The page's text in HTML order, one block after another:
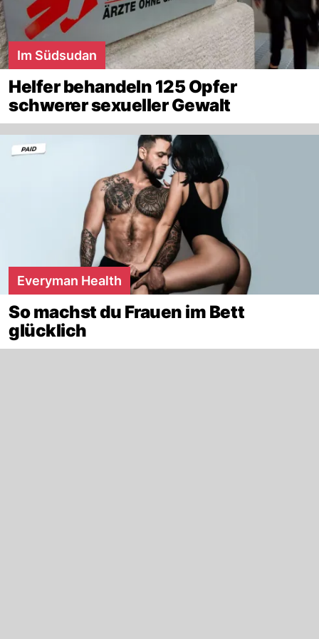
Im Südsudan
Helfer behandeln 125 Opfer
schwerer sexueller Gewalt
Everyman Health
So machst du Frauen im Bett
glücklich